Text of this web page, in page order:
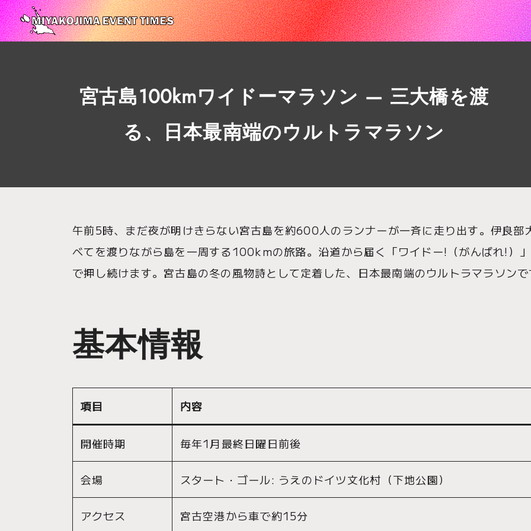
宮古島100kmワイドーマラソン — 三大橋を渡
る、日本最南端のウルトラマラソン
午前5時、まだ夜が明けきらない宮古島を約600人のランナーが一斉に走り出す。伊良部
べてを渡りながら島を一周する100kmの旅路。沿道から届く「ワイドー!（がんばれ!）
で押し続けます。宮古島の冬の風物詩として定着した、日本最南端のウルトラマラソン
基本情報
項目 内容
開催時期 毎年1月最終日曜日前後
会場 スタート・ゴール: うえのドイツ文化村（下地公園）
アクセス 宮古空港から車で約15分